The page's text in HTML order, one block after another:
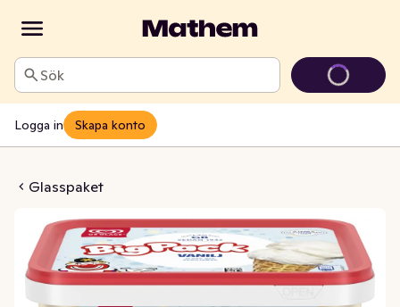
Sök
Logga in Skapa konto
Glasspaket
Pack Vanilj